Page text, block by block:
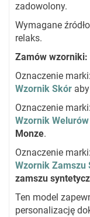
zadowolony.
Wymagane
relaks.
Zamów wzorniki:
Oznaczenie
Wzornik Skór
Oznaczenie
Wzornik Welurów
Monze.
Oznaczenie
Wzornik Zamszu
zamszu
Ten model
personalizację